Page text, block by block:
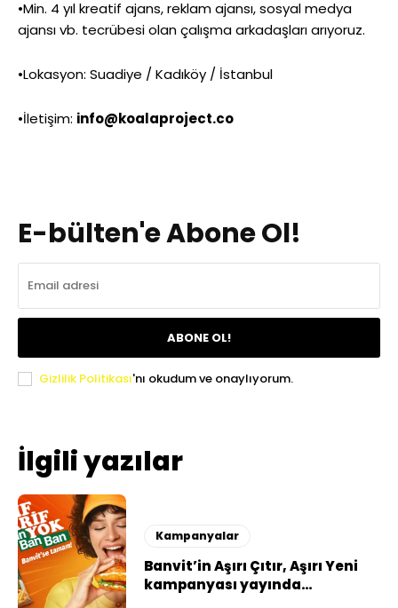
•Min. 4 yıl kreatif ajans, reklam ajansı, sosyal medya
ajansı vb. tecrübesi olan çalışma arkadaşları arıyoruz.
•Lokasyon: Suadiye / Kadıköy / İstanbul
•İletişim: info@koalaproject.co
E-bülten'e Abone Ol!
ABONE OL!
Gizlilik Politikası'nı okudum ve onaylıyorum.
İlgili yazılar
Kampanyalar
Banvit’in Aşırı Çıtır, Aşırı Yeni
kampanyası yayında…